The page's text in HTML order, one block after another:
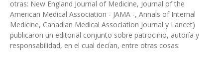
otras: New England Journal of Medicine, Journal of the
American Medical Association - JAMA -, Annals of Internal
Medicine, Canadian Medical Association Journal y Lancet)
publicaron un editorial conjunto sobre patrocinio, autoría y
responsabilidad, en el cual decían, entre otras cosas: